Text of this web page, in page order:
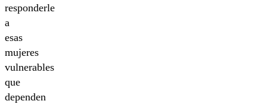
responderle
a
esas
mujeres
vulnerables
que
dependen